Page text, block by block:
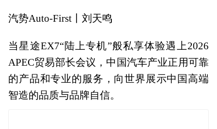
汽势Auto-First丨刘天鸣
当星途EX7“陆上专机”般私享体验遇上2026
APEC贸易部长会议，中国汽车产业正用可靠
的产品和专业的服务，向世界展示中国高端
智造的品质与品牌自信。